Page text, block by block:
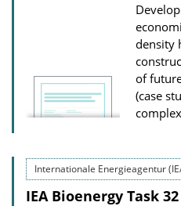
density
of
(case
Internationale Energieagentur
IEA Bioenergy Task